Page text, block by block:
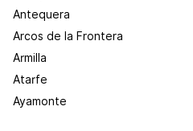
Antequera
Arcos de la Frontera
Armilla
Atarfe
Ayamonte